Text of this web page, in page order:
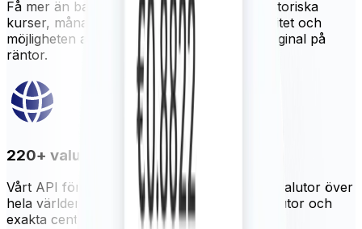
Få mer än bara live-data. XECD erbjuder historiska
kurser, månatliga medelvärden, valutavolatilitet och
möjligheten att lägga till anpassningsbar marginal på
räntor.
220+ valutor, metaller och kryptor
Vårt API för valutadata erbjuder hundratals valutor över
hela världen, ädelmetaller, utvalda kryptovalutor och
exakta centralbankränser.